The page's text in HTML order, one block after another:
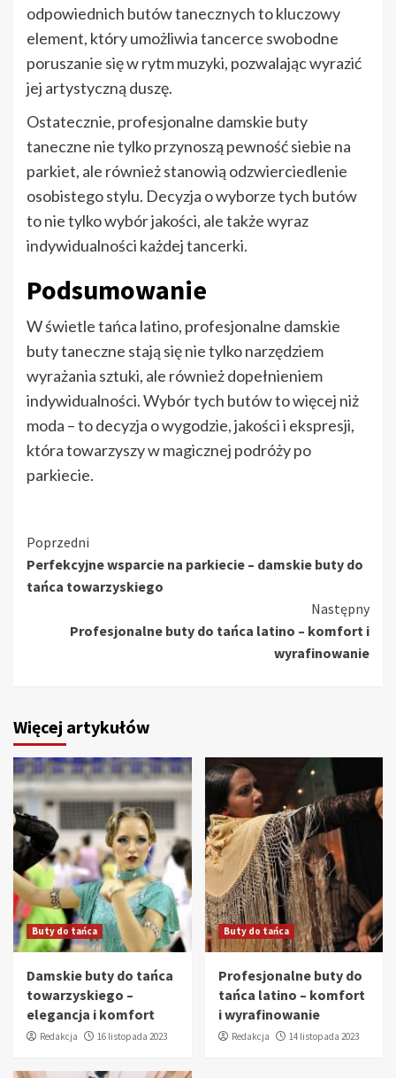
odpowiednich butów tanecznych to kluczowy
element, który umożliwia tancerce swobodne
poruszanie się w rytm muzyki, pozwalając wyrazić
jej artystyczną duszę.
Ostatecznie, profesjonalne damskie buty
taneczne nie tylko przynoszą pewność siebie na
parkiet, ale również stanowią odzwierciedlenie
osobistego stylu. Decyzja o wyborze tych butów
to nie tylko wybór jakości, ale także wyraz
indywidualności każdej tancerki.
Podsumowanie
W świetle tańca latino, profesjonalne damskie
buty taneczne stają się nie tylko narzędziem
wyrażania sztuki, ale również dopełnieniem
indywidualności. Wybór tych butów to więcej niż
moda – to decyzja o wygodzie, jakości i ekspresji,
która towarzyszy w magicznej podróży po
parkiecie.
Continue
Reading
Poprzedni
Perfekcyjne wsparcie na parkiecie – damskie buty do
tańca towarzyskiego
Następny
Profesjonalne buty do tańca latino – komfort i
wyrafinowanie
Więcej artykułów
Buty do tańca
Damskie buty do tańca
towarzyskiego –
elegancja i komfort
Redakcja 16 listopada 2023
Buty do tańca
Profesjonalne buty do
tańca latino – komfort
i wyrafinowanie
Redakcja 14 listopada 2023